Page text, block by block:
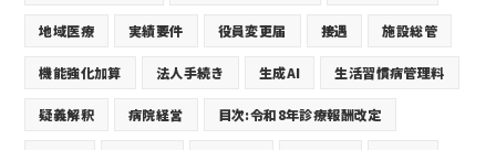
地域医療 実績要件 役員変更届 接遇 施設総管
機能強化加算 法人手続き 生成AI 生活習慣病管理料
疑義解釈 病院経営 目次:令和8年診療報酬改定